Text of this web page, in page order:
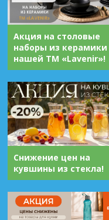
Акция на столовые
наборы из керамики
нашей ТМ «Lavenir»!
Снижение цен на
кувшины из стекла!